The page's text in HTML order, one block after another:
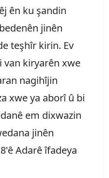
ên ku şandin
jinên
teşhîr kirin. Ev
van kiryarên xwe
nagihîjin
xwe ya aborî û bi
em dixwazin
jinên
Adarê îfadeya